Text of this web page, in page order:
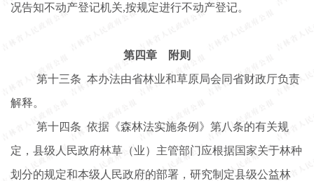
况告知不动产登记机关,按规定进行不动产登记。
第四章
附则
第十三条 本办法由省林业和草原局会同省财政厅负责
解释。
第十四条 依据《森林法实施条例》第八条的有关规
定， 县级人民政府林草（业）主管部门应根据国家关于林种
划分的规定和本级人民政府的部署，研究制定县级公益林